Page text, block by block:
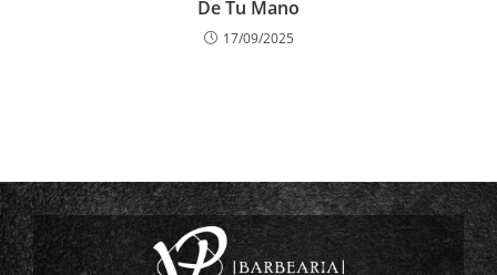
De Tu Mano
17/09/2025